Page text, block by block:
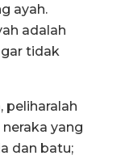
ayah.
adalah
tidak
peliharalah
yang
dan batu;